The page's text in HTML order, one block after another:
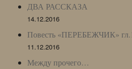
ДВА РАССКАЗА
14.12.2016
Повесть «ПЕРЕБЕЖЧИК»
11.12.2016
Между прочего…